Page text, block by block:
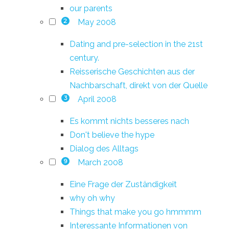
our parents
2 May 2008
Dating and pre-selection in the 21st
century.
Reisserische Geschichten aus der
Nachbarschaft, direkt von der Quelle
3 April 2008
Es kommt nichts besseres nach
Don't believe the hype
Dialog des Alltags
9 March 2008
Eine Frage der Zuständigkeit
why oh why
Things that make you go hmmmm
Interessante Informationen von